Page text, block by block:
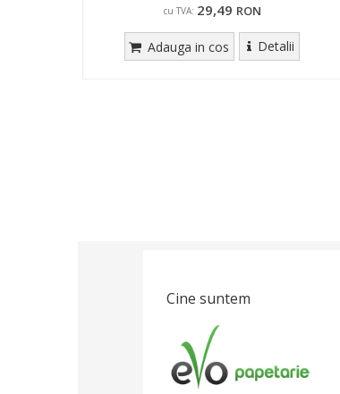
cu TVA: 29,49 RON
Adauga in cos Detalii
Cine suntem